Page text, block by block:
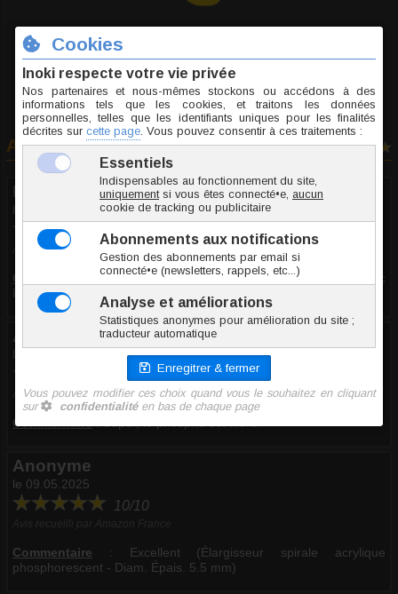
Avis clients 4 avis
Ines K.
le 22.04.2021
Avis recueilli par Inoki ®
Commentaire :Bon produit mais il a malheureusement jauni avec
le temps
Anonyme
le 08.02.2019
10/10
Avis recueilli par Trusted Shops ®
Commentaire
Anonyme
le 09.05.2025
10/10
Commentaire : Excellent (Élargisseur spirale acrylique
phosphorescent - Diam. Épais. 5.5 mm)